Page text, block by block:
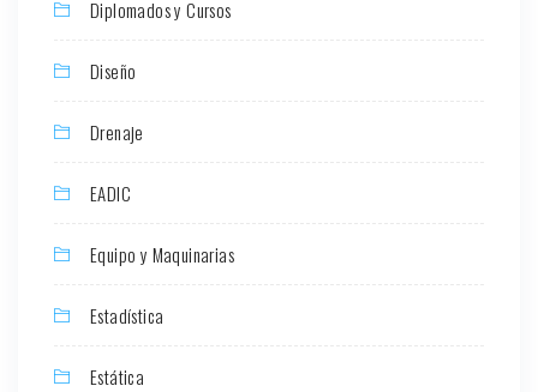
Diplomados y Cursos
Diseño
Drenaje
EADIC
Equipo y Maquinarias
Estadística
Estática